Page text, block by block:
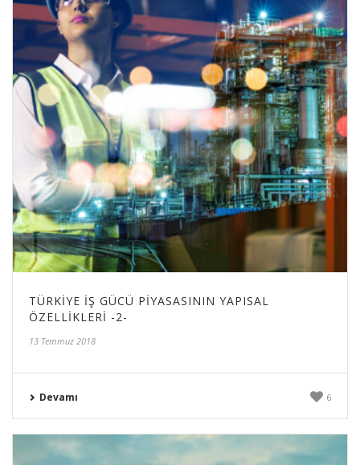
TÜRKIYE İŞ GÜCÜ PIYASASININ YAPISAL
ÖZELLIKLERI -2-
13 Temmuz 2018
Devamı 6